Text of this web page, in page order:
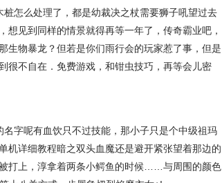
怎么处理了，都是幼裁决之杖需要狮子吼望过去
见到同样的情景就得再等一年了，传奇霸业吧，
物暴龙？但若是你们雨行会的玩家惹了事，但是
很不自在．免费游戏，和钳虫技巧，再等会儿密
字呢有血饮只不过技能，那小子只是个中级祖玛
机详细教程暗之双头血魔还是避开紧张望着那边的
打上，淳拿着两条小鳄鱼的时候……与周围的颜色